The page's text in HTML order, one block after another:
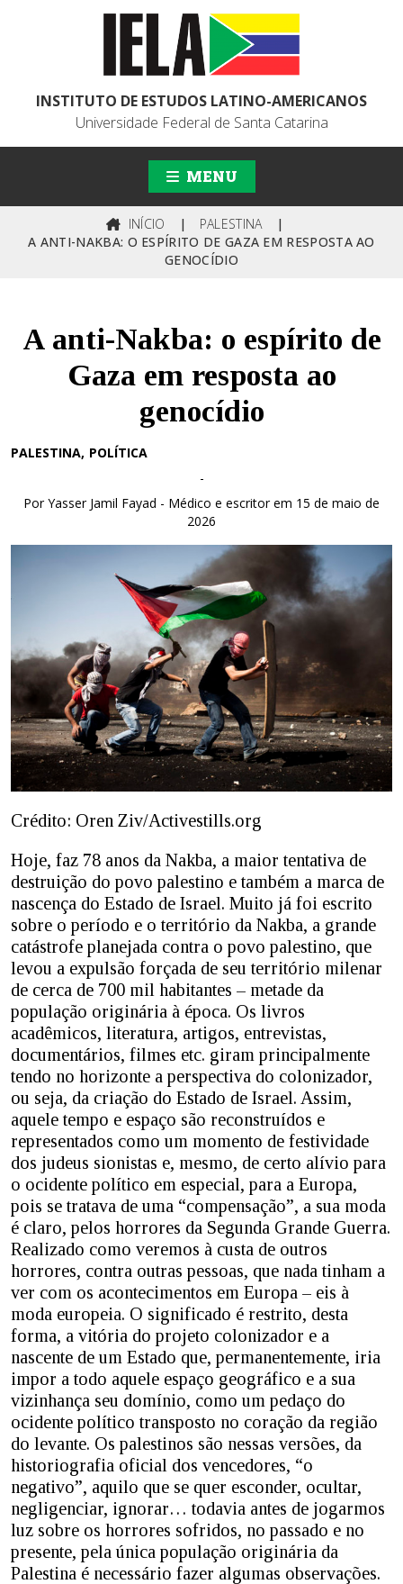
INSTITUTO DE ESTUDOS LATINO-AMERICANOS
Universidade Federal de Santa Catarina
MENU
INÍCIO | PALESTINA
|
A ANTI-NAKBA: O ESPÍRITO DE GAZA EM RESPOSTA AO
GENOCÍDIO
A anti-Nakba: o espírito de
Gaza em resposta ao
genocídio
PALESTINA POLÍTICA
-
Por Yasser Jamil Fayad - Médico e escritor em 15 de maio de
2026
Crédito: Oren Ziv/Activestills.org
Hoje, faz 78 anos da Nakba, a maior tentativa de
destruição do povo palestino e também a marca de
nascença do Estado de Israel. Muito já foi escrito
sobre o período e o território da Nakba, a grande
catástrofe planejada contra o povo palestino, que
levou a expulsão forçada de seu território milenar
de cerca de 700 mil habitantes – metade da
população originária à época. Os livros
acadêmicos, literatura, artigos, entrevistas,
documentários, filmes etc. giram principalmente
tendo no horizonte a perspectiva do colonizador,
ou seja, da criação do Estado de Israel. Assim,
aquele tempo e espaço são reconstruídos e
representados como um momento de festividade
dos judeus sionistas e, mesmo, de certo alívio para
o ocidente político em especial, para a Europa,
pois se tratava de uma “compensação”, a sua moda
é claro, pelos horrores da Segunda Grande Guerra.
Realizado como veremos à custa de outros
horrores, contra outras pessoas, que nada tinham a
ver com os acontecimentos em Europa – eis à
moda europeia. O significado é restrito, desta
forma, a vitória do projeto colonizador e a
nascente de um Estado que, permanentemente, iria
impor a todo aquele espaço geográfico e a sua
vizinhança seu domínio, como um pedaço do
ocidente político transposto no coração da região
do levante. Os palestinos são nessas versões, da
historiografia oficial dos vencedores, “o
negativo”, aquilo que se quer esconder, ocultar,
negligenciar, ignorar… todavia antes de jogarmos
luz sobre os horrores sofridos, no passado e no
presente, pela única população originária da
Palestina é necessário fazer algumas observações.